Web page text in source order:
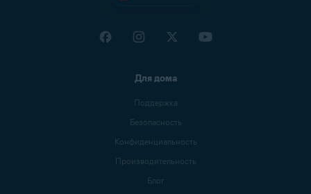
Для дома
Поддержка
Безопасность
Конфиденциальность
Производительность
Блог